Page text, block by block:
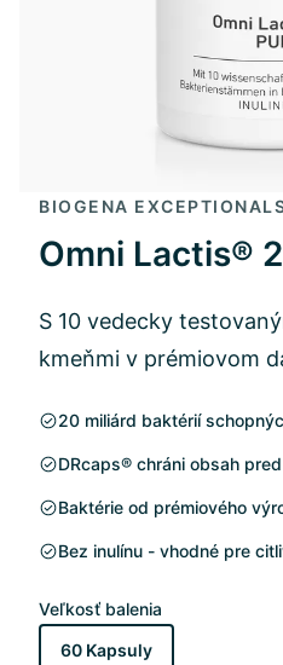
BIOGENA
Omni Lactis®
S 10 vedecky
kmeňmi v prémiovom
20 miliárd baktérií
DRcaps® chráni obsah
Baktérie od prémiového
Bez inulínu - vhodné pre
Veľkosť balenia
60 Kapsuly